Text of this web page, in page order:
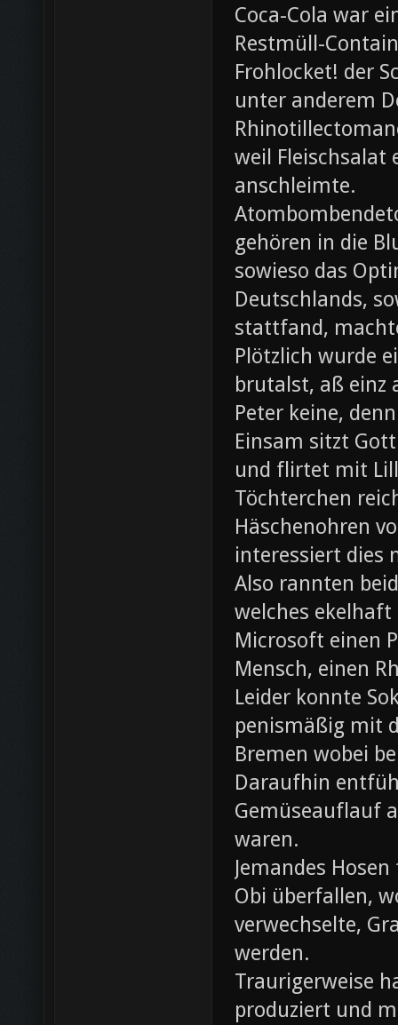
Coca-Cola war
Restmüll-
Frohlocket! der
unter anderem
weil Fleischsalat
anschleimte.
gehören in die
sowieso das
Deutschlands,
stattfand,
Plötzlich wurde
brutalst, aß einz
Peter keine,
Einsam sitzt
und flirtet mit
Töchterchen
Häschenohren
interessiert dies
Also rannten
welches
Microsoft einen
Mensch, einen
Leider konnte
penismäßig mit
Bremen wobei
Daraufhin
Gemüseauflauf
waren.
Jemandes
Obi überfallen,
verwechselte,
werden.
Traurigerweise
produziert und